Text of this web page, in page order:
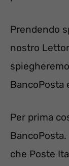
Prendendo
nostro
BancoPosta
Per prima
che Poste